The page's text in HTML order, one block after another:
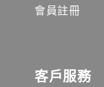
會員註冊
客戶服務